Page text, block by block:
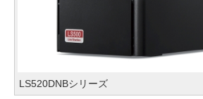
LS520DNBシリーズ